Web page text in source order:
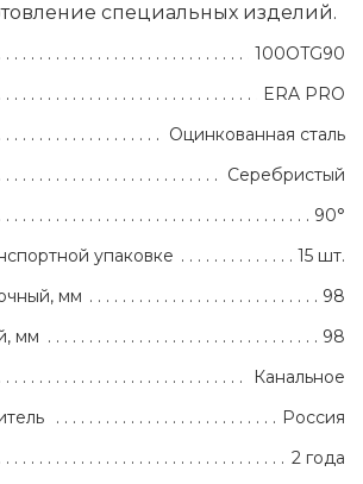
специальных изделий.
100OTG90
ERA PRO
Оцинкованная сталь
Серебристый
90°
упаковке
15 шт.
мм
98
мм
98
Канальное
Россия
2 года